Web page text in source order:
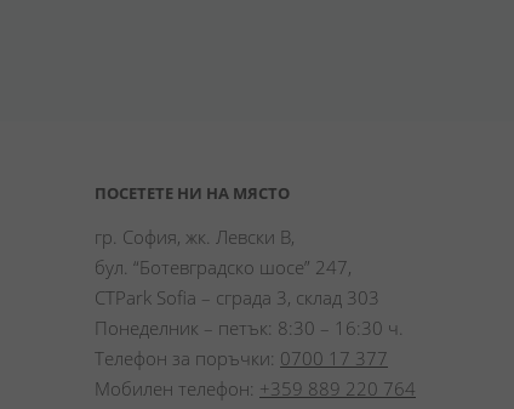
ПОСЕТЕТЕ НИ НА МЯСТО
гр. София, жк. Левски В,
бул. “Ботевградско шосе” 247,
CTPark Sofia – сграда 3, склад 303
Понеделник – петък: 8:30 – 16:30 ч.
Телефон за поръчки: 0700 17 377
Мобилен телефон: +359 889 220 764